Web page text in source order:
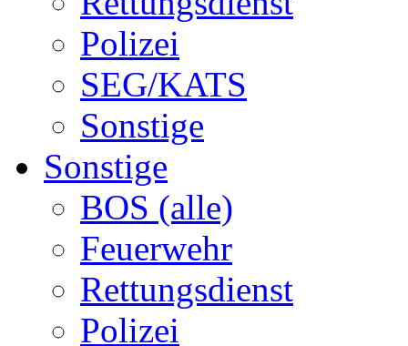
Polizei
SEG/KATS
Sonstige
Sonstige
BOS (alle)
Feuerwehr
Rettungsdienst
Polizei